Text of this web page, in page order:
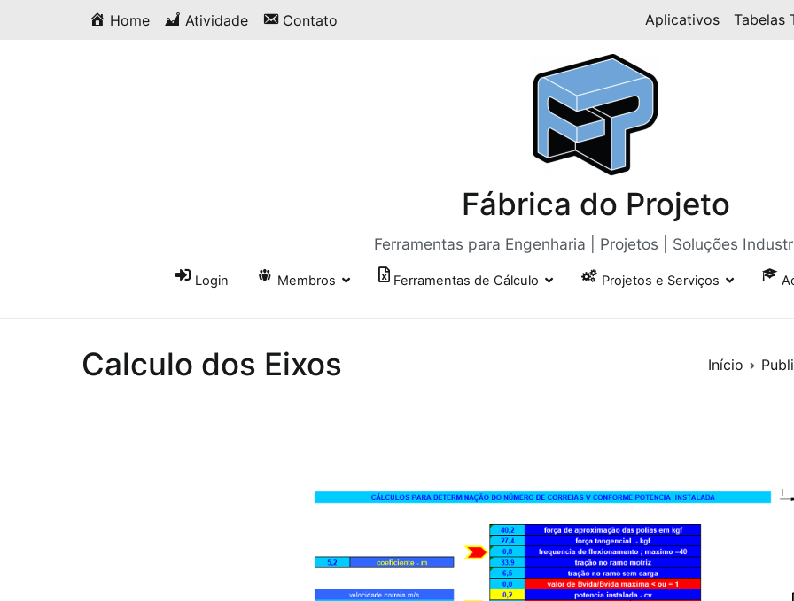
Home Atividade Contato Aplicativos Tabelas
Fábrica do Projeto
Ferramentas para Engenharia | Projetos | Soluções
Login Membros Ferramentas de Cálculo Projetos e Serviços
Calculo dos Eixos Início